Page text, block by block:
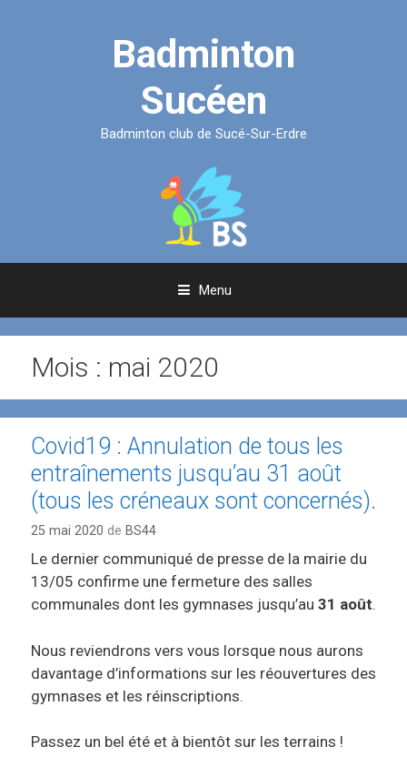
Badminton
Sucéen
Badminton club de Sucé-Sur-Erdre
Menu
Mois : mai 2020
Covid19 : Annulation de tous les
entraînements jusqu’au 31 août
(tous les créneaux sont concernés).
25 mai 2020 de BS44
Le dernier communiqué de presse de la mairie du
13/05 confirme une fermeture des salles
communales dont les gymnases jusqu’au 31 août.
Nous reviendrons vers vous lorsque nous aurons
davantage d’informations sur les réouvertures des
gymnases et les réinscriptions.
Passez un bel été et à bientôt sur les terrains !